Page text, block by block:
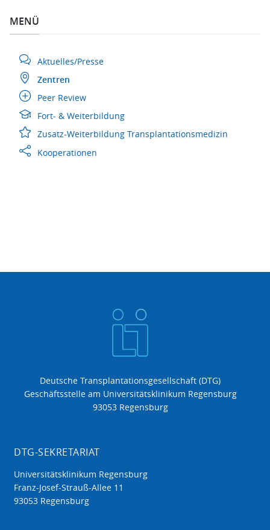
MENÜ
Aktuelles/Presse
Zentren
Peer Review
Fort- & Weiterbildung
Zusatz-Weiterbildung Transplantationsmedizin
Kooperationen
Deutsche Transplantationsgesellschaft (DTG)
Geschäftsstelle am Universitätsklinikum Regensburg
93053 Regensburg
DTG-SEKRETARIAT
Universitätsklinikum Regensburg
Franz-Josef-Strauß-Allee 11
93053 Regensburg